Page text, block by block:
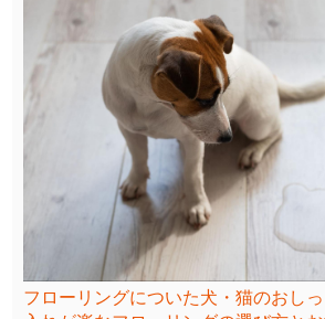
フローリングについた犬・猫のおし